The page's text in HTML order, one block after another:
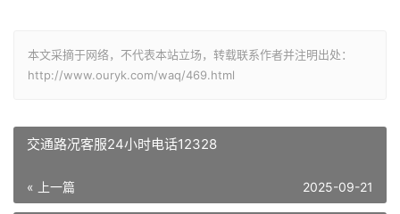
本文采摘于网络，不代表本站立场，转载联系作者并注明出处：
http://www.ouryk.com/waq/469.html
交通路况客服24小时电话12328
« 上一篇 2025-09-21